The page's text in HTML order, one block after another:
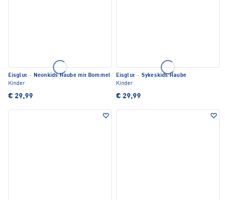
Eisglut · Neonkids Haube mit Bommel
Kinder
€ 29,99
Eisglut · Sykeskids Haube
Kinder
€ 29,99